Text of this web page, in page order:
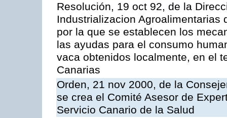
Resolución, 19 oct 92, de la
Industrializacion Agroalimentarias
por la que se establecen los
las ayudas para el consumo
vaca obtenidos localmente, en el
Canarias
Orden, 21 nov 2000, de la
se crea el Comité Asesor de
Servicio Canario de la Salud